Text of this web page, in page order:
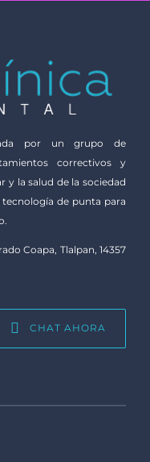
por un grupo de
correctivos y
y la salud de la sociedad
de punta para
Coapa, Tlalpan, 14357
CHAT AHORA